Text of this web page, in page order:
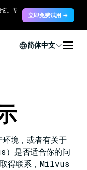
。专
立即免费试用 →
简体中文
境，或者有关于
是否适合你的问
得联系，Milvus